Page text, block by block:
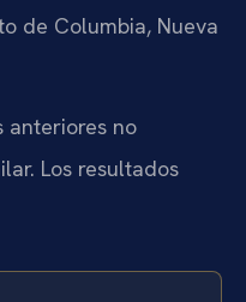
de Columbia, Nueva
anteriores no
Los resultados